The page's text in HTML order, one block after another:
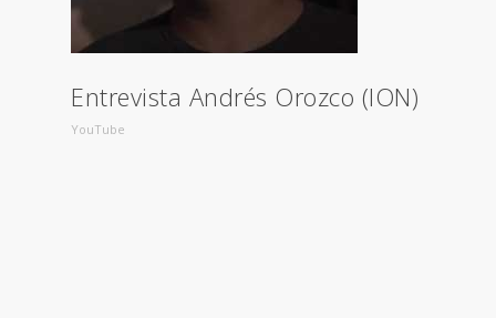
Entrevista Andrés Orozco (ION)
YouTube